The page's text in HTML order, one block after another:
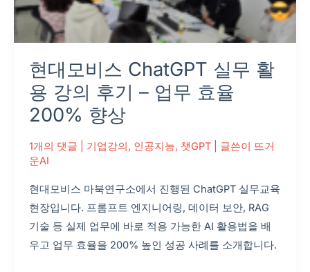
현대모비스 ChatGPT 실무 활
용 강의 후기 – 업무 효율
200% 향상
1개의 댓글 기업강의, 인공지능, 챗GPT| 글쓴이 뜨거
운AI
현대모비스 마북연구소에서 진행된 ChatGPT 실무교육
현장입니다. 프롬프트 엔지니어링, 데이터 보안, RAG
기술 등 실제 업무에 바로 적용 가능한 AI 활용법을 배
우고 업무 효율을 200% 높인 성공 사례를 소개합니다.
기
무
효
율
200%
향
상